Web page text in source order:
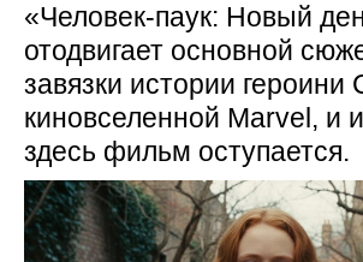
«Человек-паук: Новый
отодвигает основной
завязки истории героини
киновселенной Marvel, и
здесь фильм оступается.